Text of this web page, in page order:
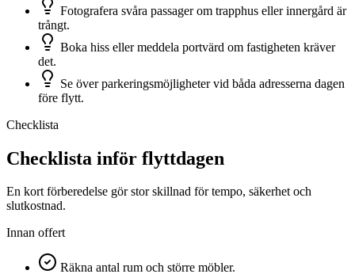
Fotografera svåra passager om trapphus eller innergård är
trångt.
Boka hiss eller meddela portvärd om fastigheten kräver
det.
Se över parkeringsmöjligheter vid båda adresserna dagen
före flytt.
Checklista
Checklista inför flyttdagen
En kort förberedelse gör stor skillnad för tempo, säkerhet och
slutkostnad.
Innan offert
Räkna antal rum och större möbler.